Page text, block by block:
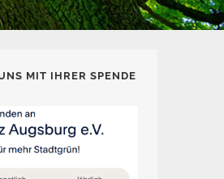
MIT IHRER SPENDE